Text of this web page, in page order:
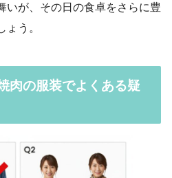
いが、その日の食卓をさらに豊
う。
肉の服装でよくある疑